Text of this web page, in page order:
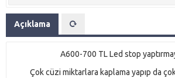
Açıklama
A600-700 TL Led stop
Çok cüzi miktarlara kaplama yapıp da